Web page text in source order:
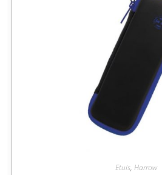
Etuis, Harrow